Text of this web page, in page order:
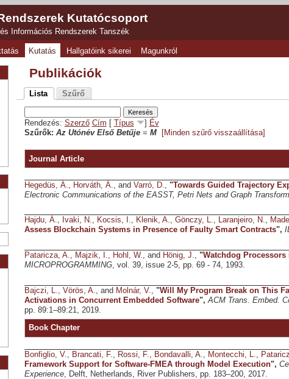
Kutatócsoport
Információs Rendszerek Tanszék
Kutatás Hallgatóink sikerei Magunkról
Publikációk
Lista Szűrő
Rendezés: Szerző Cím Típus
Év
Szűrők: Az Utónév Első Betűje= M [Minden szűrő visszaállítása]
Journal Article
Hegedüs, Á. Horváth, Á. , and Varró, D. "Towards Guided Trajectory
Electronic Communications of the EASST, Petri Nets and Graph
Hajdu, Á., Ivaki, N., Kocsis, I., Klenik, A., Gönczy, L., Laranjeiro, N.,
Assess Blockchain Systems in Presence of Faulty Smart Contracts",
Pataricza, A., Majzik, I., Hohl, W., and Hönig, J., "Watchdog
MICROPROGRAMMING, vol. 39, issue 2-5, pp. 69 - 74, 1993.
Bajczi, L., Vörös, A., and Molnár, V., "Will My Program Break on This
Activations in Concurrent Embedded Software",ACM Trans. Embed.
pp. 89:1–89:21, 2019.
Book Chapter
Bonfiglio, V. Brancati, F. Rossi, F. Bondavalli, A. Montecchi, L.
Framework Support for Software-FMEA through Model Execution",
Experience, Delft, Netherlands, River Publishers, pp. 183–200, 2017.